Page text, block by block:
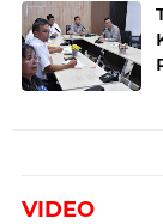
VIDEO